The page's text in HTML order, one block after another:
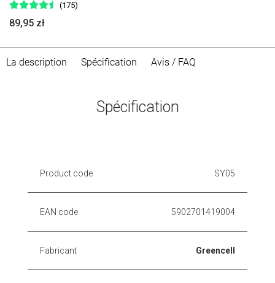
(175)
89,95 zł
La description Spécification Avis / FAQ
Spécification
Product code SY05
EAN code 5902701419004
Fabricant Greencell